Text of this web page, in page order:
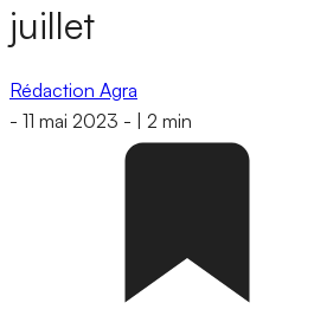
juillet
Rédaction Agra
- 11 mai 2023 - 2 min